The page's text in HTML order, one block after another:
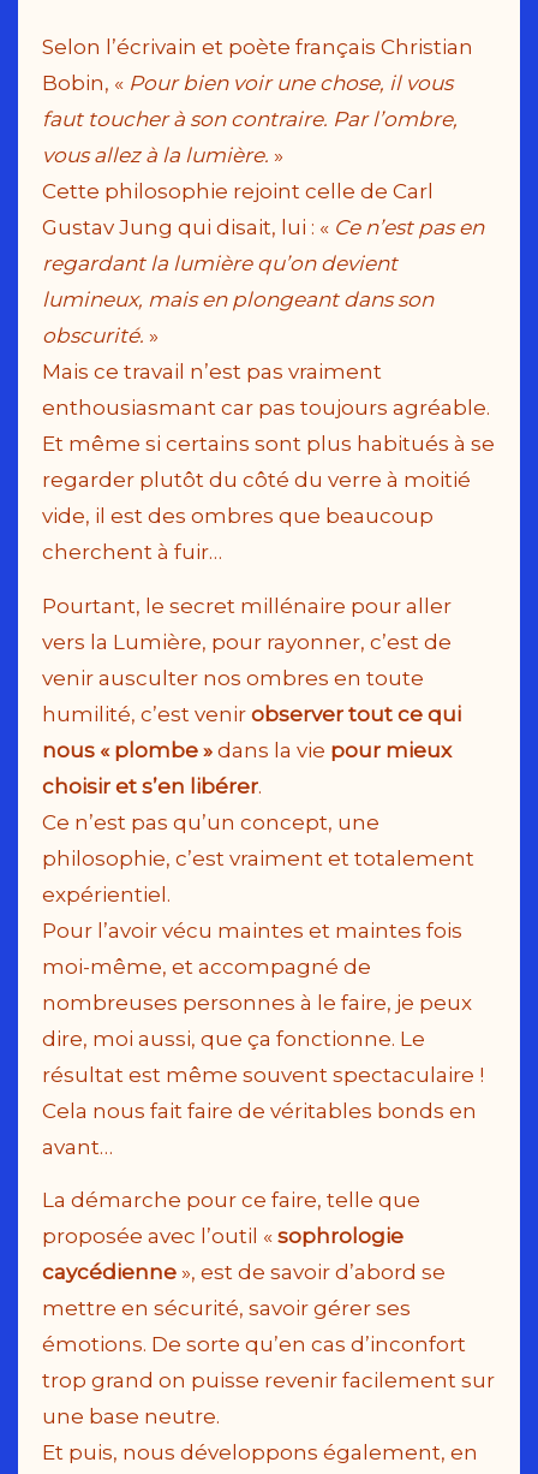
Selon l’écrivain et poète français Christian
Bobin, « Pour bien voir une chose, il vous
faut toucher à son contraire. Par l’ombre,
vous allez à la lumière. »
Cette philosophie rejoint celle de Carl
Gustav Jung qui disait, lui : « Ce n’est pas en
regardant la lumière qu’on devient
lumineux, mais en plongeant dans son
obscurité. »
Mais ce travail n’est pas vraiment
enthousiasmant car pas toujours agréable.
Et même si certains sont plus habitués à se
regarder plutôt du côté du verre à moitié
vide, il est des ombres que beaucoup
cherchent à fuir…
Pourtant, le secret millénaire pour aller
vers la Lumière, pour rayonner, c’est de
venir ausculter nos ombres en toute
humilité, c’est venir observer tout ce qui
nous « plombe » dans la vie pour mieux
choisir et s’en libérer.
Ce n’est pas qu’un concept, une
philosophie, c’est vraiment et totalement
expérientiel.
Pour l’avoir vécu maintes et maintes fois
moi-même, et accompagné de
nombreuses personnes à le faire, je peux
dire, moi aussi, que ça fonctionne. Le
résultat est même souvent spectaculaire !
Cela nous fait faire de véritables bonds en
avant…
La démarche pour ce faire, telle que
proposée avec l’outil « sophrologie
caycédienne », est de savoir d’abord se
mettre en sécurité, savoir gérer ses
émotions. De sorte qu’en cas d’inconfort
trop grand on puisse revenir facilement sur
une base neutre.
Et puis, nous développons également, en